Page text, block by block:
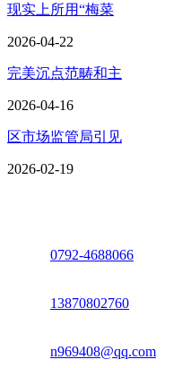
现实上所用“梅菜
2026-04-22
完美沉点范畴和主
2026-04-16
区市场监管局引见
2026-02-19
0792-4688066
13870802760
n969408@qq.com